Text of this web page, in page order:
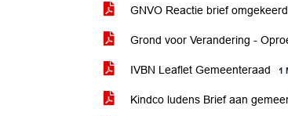
GNVO Reactie brief
Grond voor Verandering -
IVBN Leaflet Gemeenteraad 1
Kindco ludens Brief aan